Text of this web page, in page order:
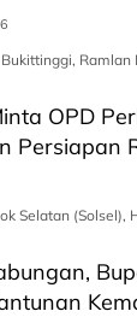
OPD
Persiapan
Selatan (Solsel),